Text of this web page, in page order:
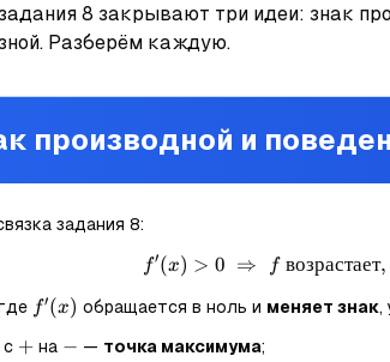
8 закрывают три идеи: знак
Разберём каждую.
производной и
задания 8:
f′(x) > 0 ⇒ f возрастает,
f'(x)
f′(x) обращается в ноль и меняет знак,
с +
+ на -
− — точка максимума;